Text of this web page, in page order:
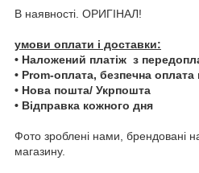
В наявності. ОРИГІНАЛ!
умови оплати і доставки:
• Наложений платіж з
• Prom-оплата, безпечна оплата
• Нова пошта/ Укрпошта
• Відправка кожного дня
Фото зроблені нами, брендовані
магазину.